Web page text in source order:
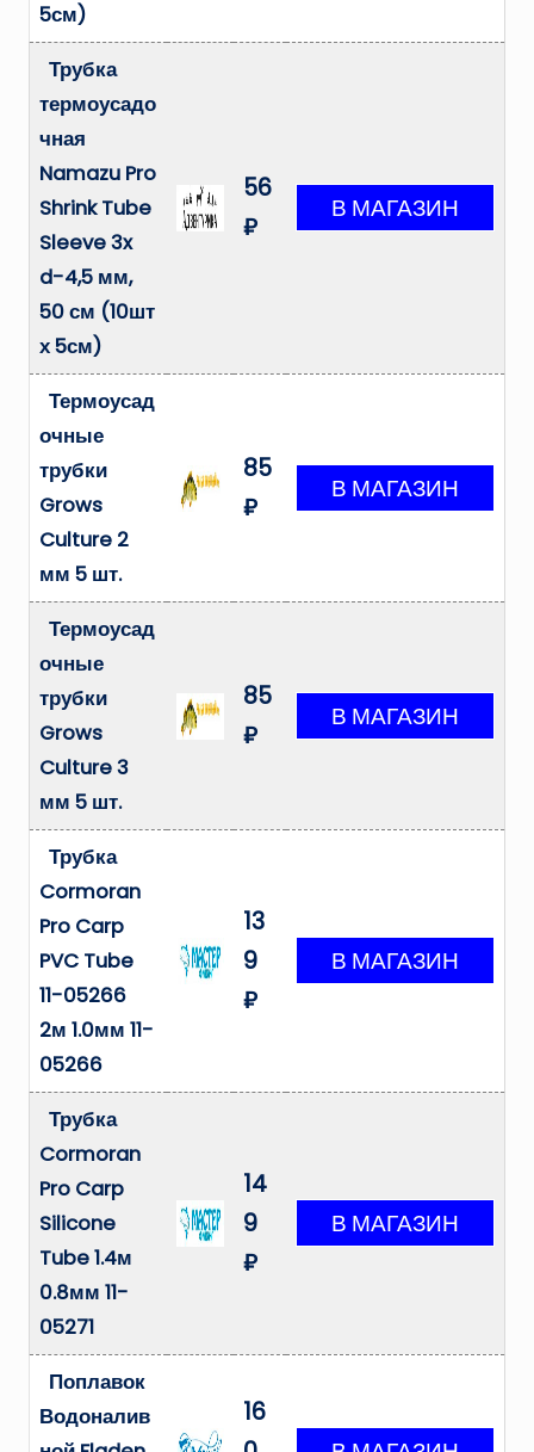
5см)
Трубка
термоусадо
чная
Namazu Pro
Shrink Tube
Sleeve 3x
d-4,5 мм,
50 см (10шт
х 5см)
56
₽
Термоусад
очные
трубки
Grows
Culture 2
мм 5 шт.
85
₽
Термоусад
очные
трубки
Grows
Culture 3
мм 5 шт.
85
₽
Трубка
Cormoran
Pro Carp
PVC Tube
11-05266
2м 1.0мм 11-
05266
13
9
₽
Трубка
Cormoran
Pro Carp
Silicone
Tube 1.4м
0.8мм 11-
05271
14
9
₽
Поплавок
Водоналив
16